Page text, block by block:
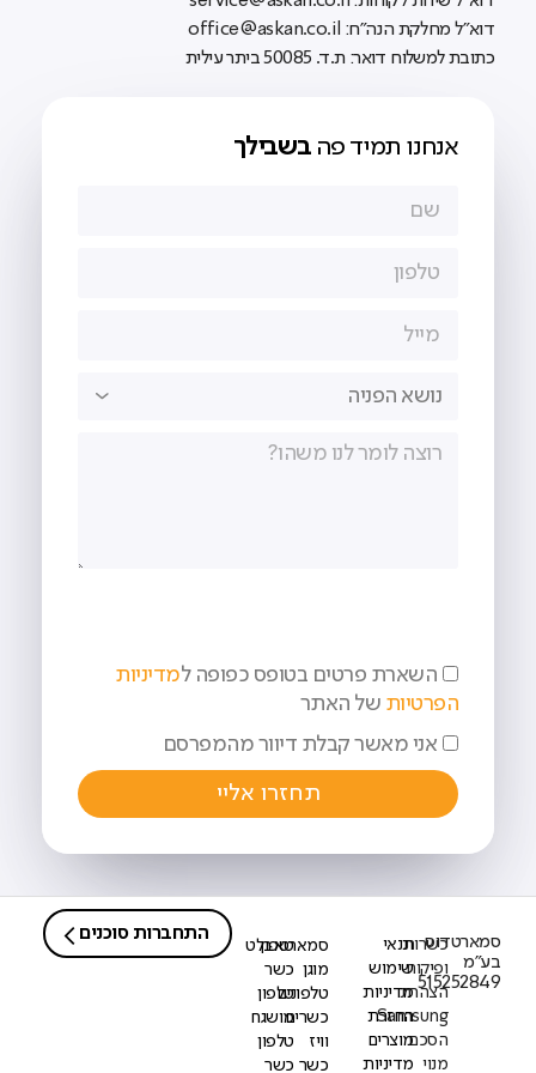
דוא"ל מחלקת הנה"ח: office@askan.co.il
כתובת למשלוח דואר: ת.ד. 50085 ביתר עילית
אנחנו תמיד פה בשבילך
השארת פרטים בטופס כפופה למדיניות
הפרטיות של האתר
אני מאשר קבלת דיוור מהמפרסם
תחזרו אליי
סמארטדוס
בע"מ
515252849
כשרות
ופיקוח
הצהרת
Samsung
הסכם
מנוי
תנאי
שימוש
מדיניות
החזרת
מוצרים
מדיניות
סמארטפון
מוגן
טלפונים
כשרים
וויז
כשר
טאבלט
כשר
טלפון
מושגח
טלפון
כשר
התחברות סוכנים